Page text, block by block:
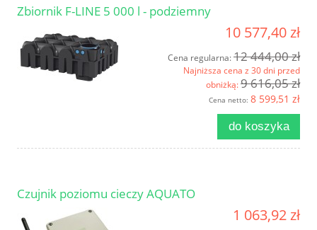
Zbiornik F-LINE 5 000 l - podziemny
10 577,40 zł
Cena regularna:12 444,00 zł
Najniższa cena z 30 dni przed
obniżką:9 616,05 zł
Cena netto: 8 599,51 zł
do koszyka
Czujnik poziomu cieczy AQUATO
1 063,92 zł